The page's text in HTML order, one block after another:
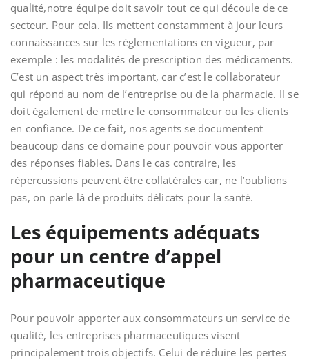
qualité,notre équipe doit savoir tout ce qui découle de ce
secteur. Pour cela. Ils mettent constamment à jour leurs
connaissances sur les réglementations en vigueur, par
exemple : les modalités de prescription des médicaments.
C’est un aspect très important, car c’est le collaborateur
qui répond au nom de l’entreprise ou de la pharmacie. Il se
doit également de mettre le consommateur ou les clients
en confiance. De ce fait, nos agents se documentent
beaucoup dans ce domaine pour pouvoir vous apporter
des réponses fiables. Dans le cas contraire, les
répercussions peuvent être collatérales car, ne l’oublions
pas, on parle là de produits délicats pour la santé.
Les équipements adéquats
pour un centre d’appel
pharmaceutique
Pour pouvoir apporter aux consommateurs un service de
qualité, les entreprises pharmaceutiques visent
principalement trois objectifs. Celui de réduire les pertes